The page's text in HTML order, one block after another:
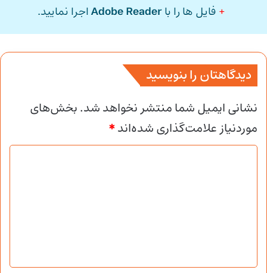
+ فایل ها را باAdobe Readerاجرا نمایید.
دیدگاهتان را بنویسید
نشانی ایمیل شما منتشر نخواهد شد.بخش‌های
موردنیاز علامت‌گذاری شده‌اند*
د
*